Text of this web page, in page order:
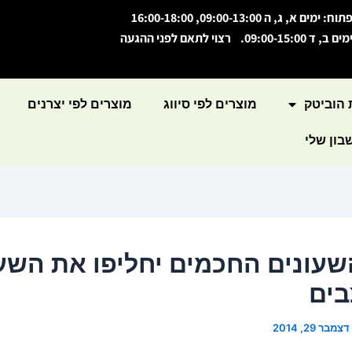
פתוח: ימים א, ג, ה 09:00-13:00, 16:00-18:00
ימים ב, ד 09:00-15:00. רצוי לתאם לפני ההגעה
הוביטק מוצרים לפי סיווג מוצרים לפי יצרנים
שלי
החכמים יחליפו את
דצמבר 29, 2014